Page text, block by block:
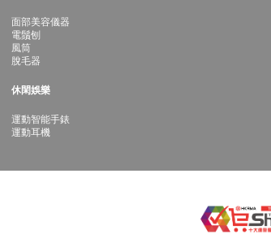
面部美容儀器
電鬚刨
風筒
脫毛器
休閑娛樂
運動智能手錶
運動耳機